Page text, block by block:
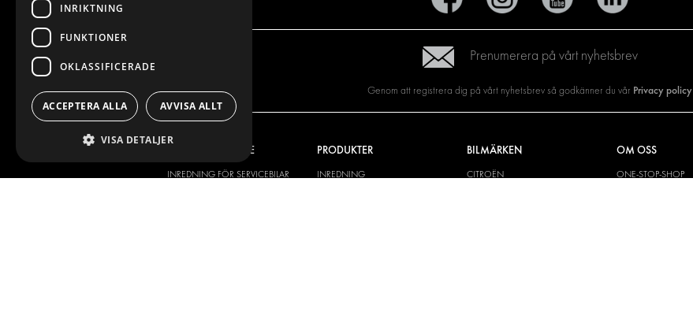
Prenumerera på vårt nyhetsbrev
Genom att registrera dig på vårt nyhetsbrev så godkänner du vår Privacy policy
VÅRT ERBJUDANDE
INREDNING FÖR SERVICEBILAR
PRODUKTER
INREDNING
BILMÄRKEN
CITROËN
OM OSS
ONE-STOP-SHOP
INRIKTNING
FUNKTIONER
OKLASSIFICERADE
ACCEPTERA ALLA AVVISA ALLT
VISA DETALJER